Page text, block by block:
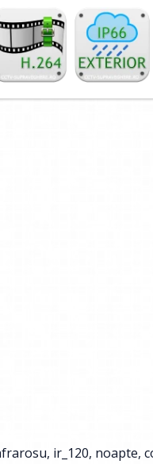
, ir_120, noapte,